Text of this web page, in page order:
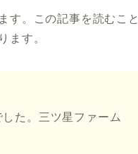
す。この記事を読むこと
ます。
た。三ツ星ファーム